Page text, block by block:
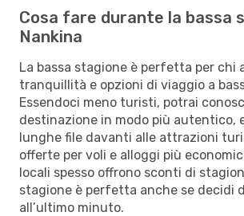
Cosa fare durante la bassa
Nankina
La bassa stagione è perfetta per chi
tranquillità e opzioni di viaggio a
Essendoci meno turisti, potrai
destinazione in modo più autentico,
lunghe file davanti alle attrazioni
offerte per voli e alloggi più
locali spesso offrono sconti di
stagione è perfetta anche se decidi
all’ultimo minuto.